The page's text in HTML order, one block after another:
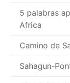
5 palabras
Africa
Camino de
Sahagun-